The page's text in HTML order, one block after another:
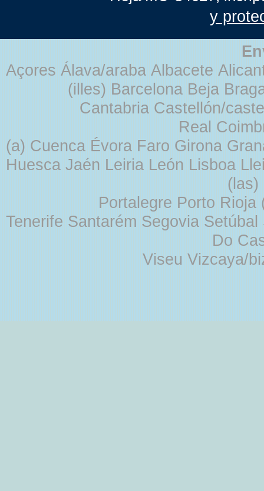
y
Açores Álava/araba Albacete
(illes) Barcelona Beja
Cantabria Castellón/
Real
(a) Cuenca Évora Faro Girona
Huesca Jaén Leiria León Lisboa
Portalegre Porto
Tenerife Santarém Segovia
Do
Viseu Vizcaya/